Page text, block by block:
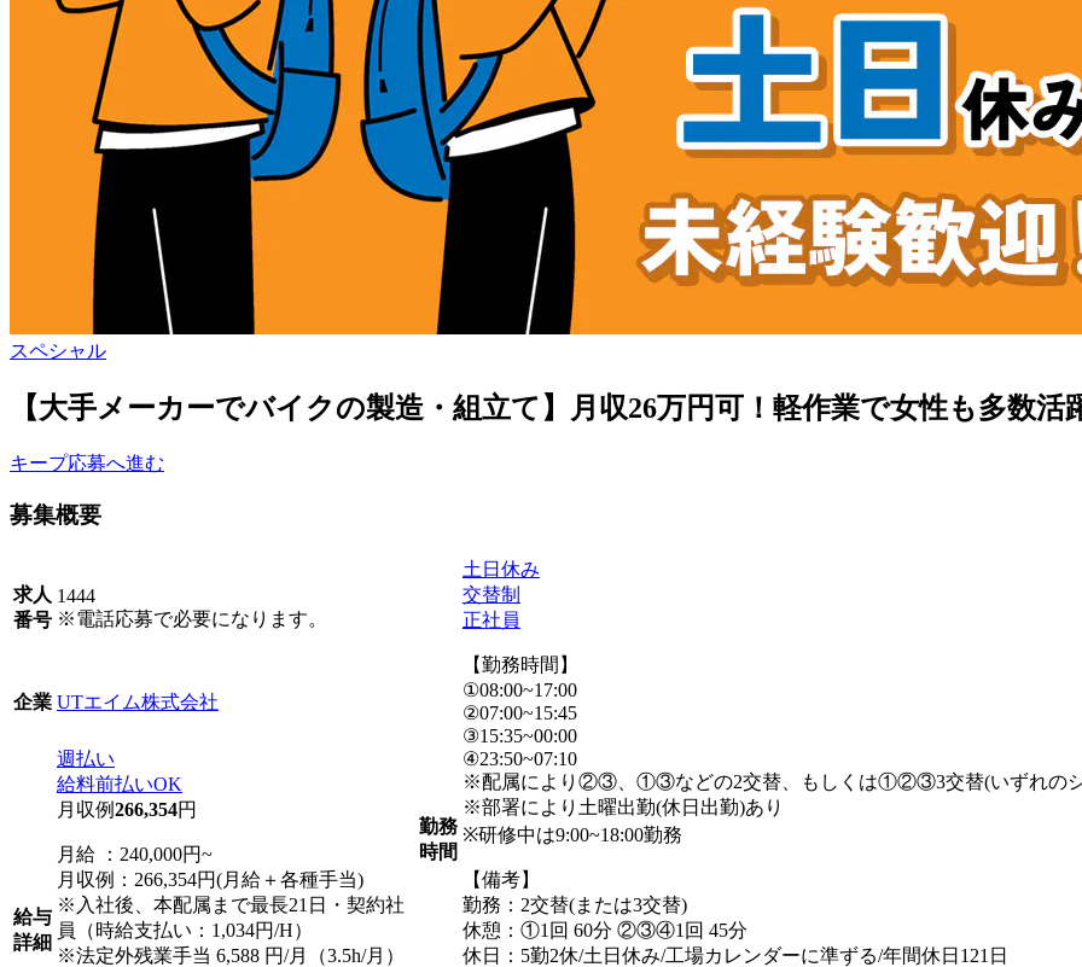
スペシャル
【大手メーカーでバイクの製造・組立て】月収26万円可！軽作業で女性も多数活
キープ応募へ進む
募集概要
求人
番号
1444
※電話応募で必要になります。
企業 UTエイム株式会社
給与
詳細
週払い
給料前払いOK
月収例266,354円
月給 ：240,000円~
月収例：266,354円(月給＋各種手当)
※入社後、本配属まで最長21日・契約社
員（時給支払い：1,034円/H）
※法定外残業手当 6,588 円/月（3.5h/月）
勤務
時間
土日休み
交替制
正社員
【勤務時間】
①08:00~17:00
②07:00~15:45
③15:35~00:00
④23:50~07:10
※配属により②③、①③などの2交替、もしくは①②③3交替(いずれのシ
※部署により土曜出勤(休日出勤)あり
※研修中は9:00~18:00勤務
【備考】
勤務：2交替(または3交替)
休憩：①1回 60分 ②③④1回 45分
休日：5勤2休/土日休み/工場カレンダーに準ずる/年間休日121日